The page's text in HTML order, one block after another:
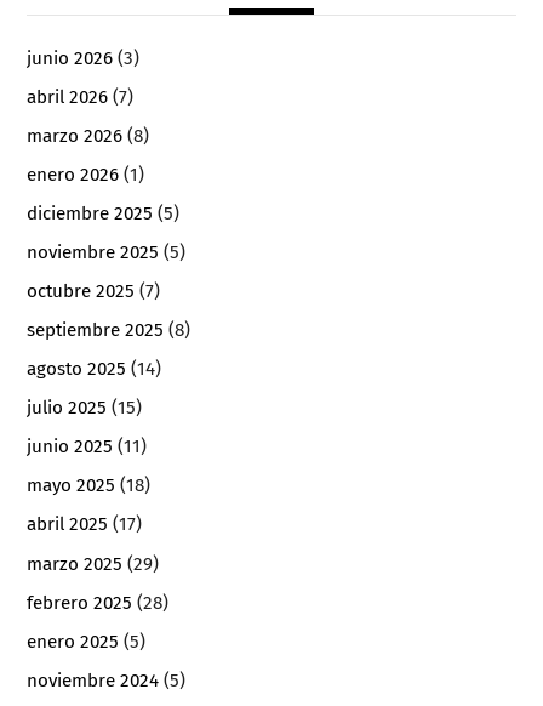
junio 2026 (3)
abril 2026 (7)
marzo 2026 (8)
enero 2026 (1)
diciembre 2025 (5)
noviembre 2025 (5)
octubre 2025 (7)
septiembre 2025 (8)
agosto 2025 (14)
julio 2025 (15)
junio 2025 (11)
mayo 2025 (18)
abril 2025 (17)
marzo 2025 (29)
febrero 2025 (28)
enero 2025 (5)
noviembre 2024 (5)